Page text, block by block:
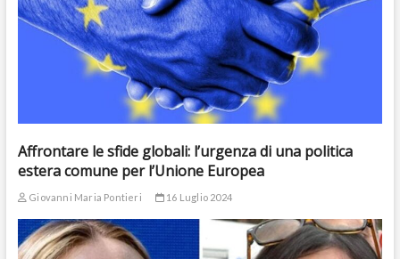
Affrontare le sfide globali: l’urgenza di una politica
estera comune per l’Unione Europea
Giovanni Maria Pontieri 16 Luglio 2024